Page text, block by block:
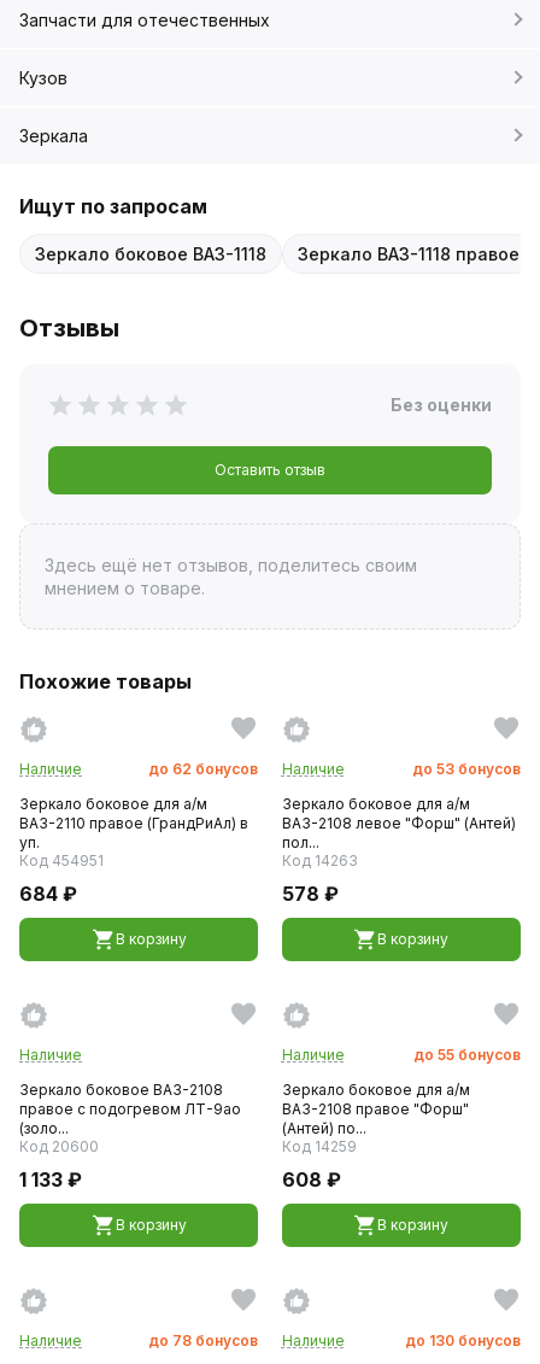
Запчасти для отечественных
Кузов
Зеркала
Ищут по запросам
Зеркало боковое ВАЗ-1118 Зеркало ВАЗ-1118 правое
Отзывы
Без оценки
Оставить отзыв
Здесь ещё нет отзывов, поделитесь своим
мнением о товаре.
Похожие товары
Наличие до 62 бонусов
Зеркало боковое для а/м
ВАЗ-2110 правое (ГрандРиАл) в
уп.
Код 454951
684 ₽
В корзину
Наличие до 53 бонусов
Зеркало боковое для а/м
ВАЗ-2108 левое "Форш" (Антей)
пол...
Код 14263
578 ₽
В корзину
Наличие
Зеркало боковое ВАЗ-2108
правое с подогревом ЛТ-9ао
(золо...
Код 20600
1 133 ₽
В корзину
Наличие до 55 бонусов
Зеркало боковое для а/м
ВАЗ-2108 правое "Форш"
(Антей) по...
Код 14259
608 ₽
В корзину
Наличие до 78 бонусов
Наличие до 130 бонусов